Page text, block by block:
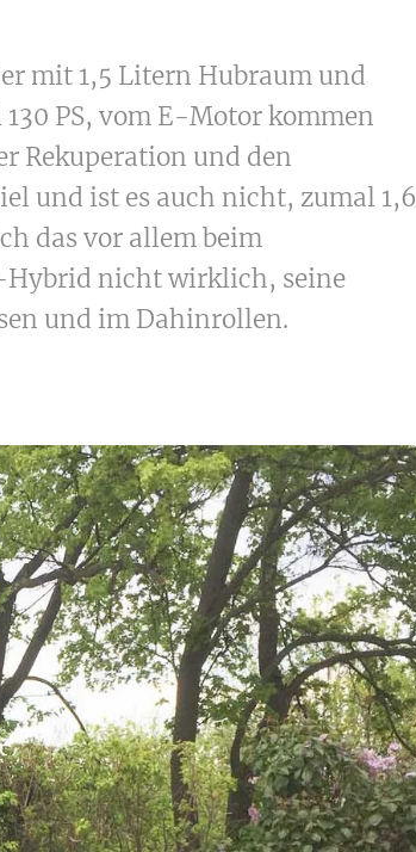
mit 1,5 Litern Hubraum und
PS, vom E-Motor kommen
Rekuperation und den
und ist es auch nicht, zumal 1,6
das vor allem beim
Hybrid nicht wirklich, seine
und im Dahinrollen.